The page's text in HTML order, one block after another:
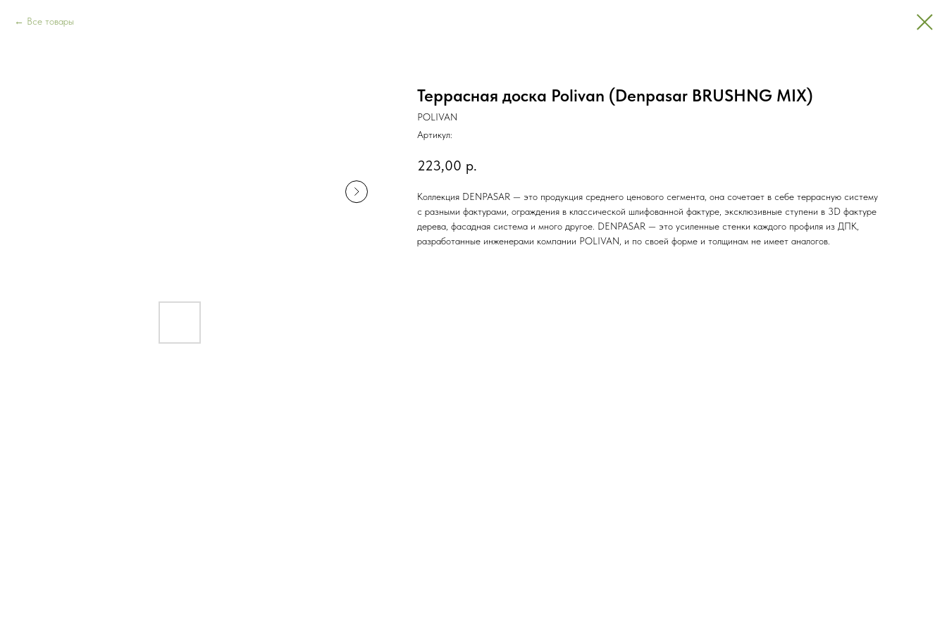
Все товары
Террасная доска Polivan (Denpasar BRUSHNG MIX)
POLIVAN
Артикул:
223,00 р.
Коллекция DENPASAR — это продукция среднего ценового сегмента, она сочетает в себе террасную систему
с разными фактурами, ограждения в классической шлифованной фактуре, эксклюзивные ступени в 3D фактуре
дерева, фасадная система и много другое. DENPASAR — это усиленные стенки каждого профиля из ДПК,
разработанные инженерами компании POLIVAN, и по своей форме и толщинам не имеет аналогов.